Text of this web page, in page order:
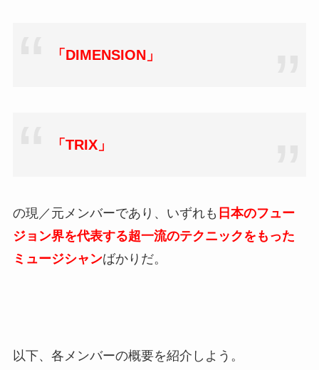
「DIMENSION」
「TRIX」
の現／元メンバーであり、いずれも 日本のフュー
ジョン界を代表する超一流のテクニックをもった
ミュージシャンばかりだ。
以下、各メンバーの概要を紹介しよう。